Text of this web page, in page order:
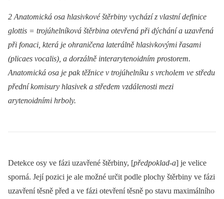
2 Anatomická osa hlasivkové štěrbiny vychází z vlastní definice
glottis = trojúhelníková štěrbina otevřená při dýchání a uzavřená
při fonaci, která je ohraničena laterálně hlasivkovými řasami
(plicaes vocalis), a dorzálně interarytenoidním prostorem.
Anatomická osa je pak těžnice v trojúhelníku s vrcholem ve středu
přední komisury hlasivek a středem vzdálenosti mezi
arytenoidními hrboly.
Detekce osy ve fázi uzavřené štěrbiny, [předpoklad-a] je velice
sporná. Její pozici je ale možné určit podle plochy štěrbiny ve fázi
uzavření těsně před a ve fázi otevření těsně po stavu maximálního